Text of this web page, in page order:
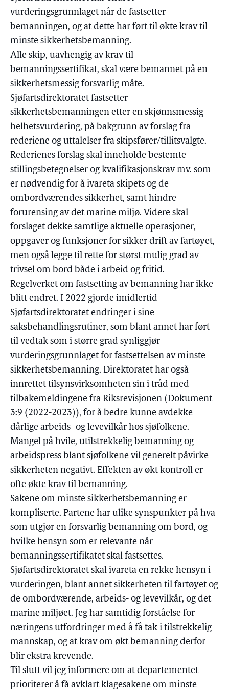
vurderingsgrunnlaget når de fastsetter
bemanningen, og at dette har ført til økte krav til
minste sikkerhetsbemanning.
Alle skip, uavhengig av krav til
bemanningssertifikat, skal være bemannet på en
sikkerhetsmessig forsvarlig måte.
Sjøfartsdirektoratet fastsetter
sikkerhetsbemanningen etter en skjønnsmessig
helhetsvurdering, på bakgrunn av forslag fra
rederiene og uttalelser fra skipsfører/tillitsvalgte.
Rederienes forslag skal inneholde bestemte
stillingsbetegnelser og kvalifikasjonskrav mv. som
er nødvendig for å ivareta skipets og de
ombordværendes sikkerhet, samt hindre
forurensing av det marine miljø. Videre skal
forslaget dekke samtlige aktuelle operasjoner,
oppgaver og funksjoner for sikker drift av fartøyet,
men også legge til rette for størst mulig grad av
trivsel om bord både i arbeid og fritid.
Regelverket om fastsetting av bemanning har ikke
blitt endret. I 2022 gjorde imidlertid
Sjøfartsdirektoratet endringer i sine
saksbehandlingsrutiner, som blant annet har ført
til vedtak som i større grad synliggjør
vurderingsgrunnlaget for fastsettelsen av minste
sikkerhetsbemanning. Direktoratet har også
innrettet tilsynsvirksomheten sin i tråd med
tilbakemeldingene fra Riksrevisjonen (Dokument
3:9 (2022-2023)), for å bedre kunne avdekke
dårlige arbeids- og levevilkår hos sjøfolkene.
Mangel på hvile, utilstrekkelig bemanning og
arbeidspress blant sjøfolkene vil generelt påvirke
sikkerheten negativt. Effekten av økt kontroll er
ofte økte krav til bemanning.
Sakene om minste sikkerhetsbemanning er
kompliserte. Partene har ulike synspunkter på hva
som utgjør en forsvarlig bemanning om bord, og
hvilke hensyn som er relevante når
bemanningssertifikatet skal fastsettes.
Sjøfartsdirektoratet skal ivareta en rekke hensyn i
vurderingen, blant annet sikkerheten til fartøyet og
de ombordværende, arbeids- og levevilkår, og det
marine miljøet. Jeg har samtidig forståelse for
næringens utfordringer med å få tak i tilstrekkelig
mannskap, og at krav om økt bemanning derfor
blir ekstra krevende.
Til slutt vil jeg informere om at departementet
prioriterer å få avklart klagesakene om minste